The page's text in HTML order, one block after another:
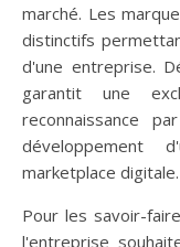
marché. Les
distinctifs
d'une entreprise.
garantit une
reconnaissance
développement
marketplace digitale.
Pour les savoir-
l'entreprise